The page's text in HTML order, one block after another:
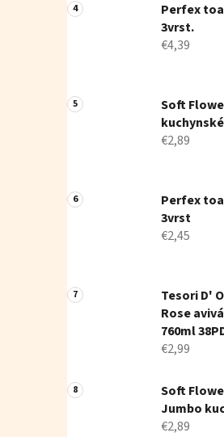
Perfex
3vrst.
€4,39
Soft
€2,89
Perfex
3vrst
€2,45
Tesori D'
Rose
760ml
€2,99
Soft
Jumbo
€2,89